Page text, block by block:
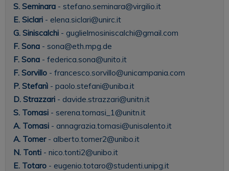
S. Seminara - stefano.seminara@virgilio.it
E. Siclari - elena.siclari@unirc.it
G. Siniscalchi - guglielmosiniscalchi@gmail.com
F. Sona - sona@eth.mpg.de
F. Sona - federica.sona@unito.it
F. Sorvillo - francesco.sorvillo@unicampania.com
P. Stefanì - paolo.stefani@uniba.it
D. Strazzari - davide.strazzari@unitn.it
S. Tomasi - serena.tomasi_1@unitn.it
A. Tomasi - annagrazia.tomasi@unisalento.it
A. Tomer- alberto.tomer2@unibo.it
N. Tonti - nico.tonti2@unibo.it
E. Totaro - eugenio.totaro@studenti.unipg.it